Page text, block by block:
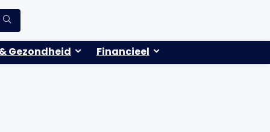
Gezondheid Financieel